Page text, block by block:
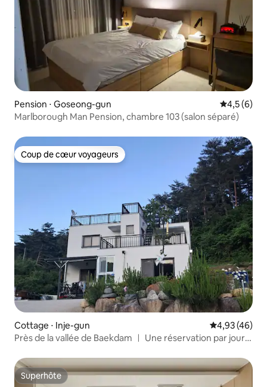
Pension ⋅ Goseong-gun Évaluation
4,5 (6)
Marlborough Man Pension, chambre 103 (salon séparé)
Coup de cœur voyageurs
Coup de cœur voyageurs
Cottage ⋅ Inje-gun Évaluation
4,93 (46)
Près de la vallée de Baekdam ㅣ Une réservation par jour
observation des étoiles depuis le toit, randonnée à
Baekdamsa
Superhôte
Superhôte